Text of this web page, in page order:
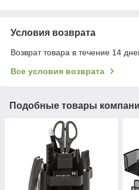
Условия возврата
Возврат товара в течение 14
Все условия возврата
Подобные товары